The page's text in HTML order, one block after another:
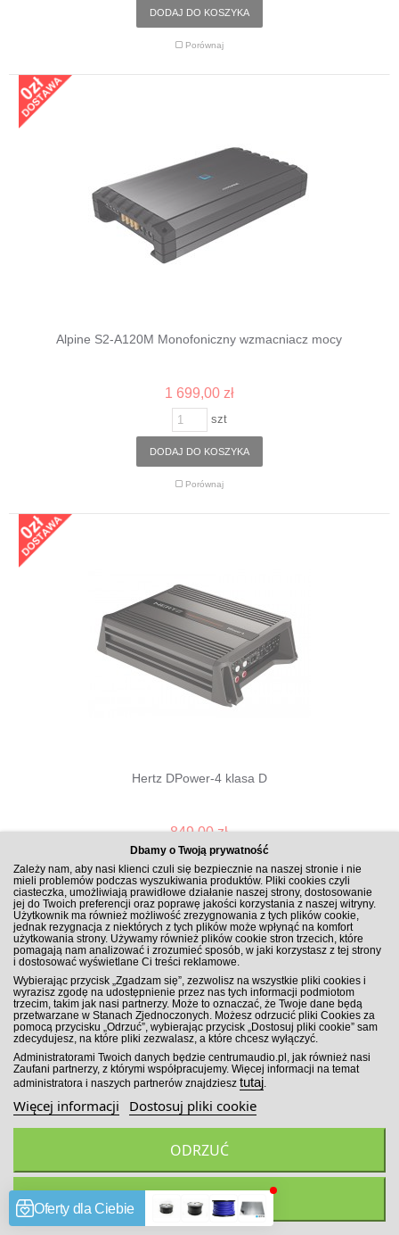
Dbamy o Twoją prywatność
Zależy nam, aby nasi klienci czuli się bezpiecznie na naszej stronie i nie
mieli problemów podczas wyszukiwania produktów. Pliki cookies czyli
ciasteczka, umożliwiają prawidłowe działanie naszej strony, dostosowanie
jej do Twoich preferencji oraz poprawę jakości korzystania z naszej witryny.
Użytkownik ma również możliwość zrezygnowania z tych plików cookie,
jednak rezygnacja z niektórych z tych plików może wpłynąć na komfort
użytkowania strony. Używamy również plików cookie stron trzecich, które
pomagają nam analizować i zrozumieć sposób, w jaki korzystasz z tej strony
i dostosować wyświetlane Ci treści reklamowe.
Wybierając przycisk „Zgadzam się”, zezwolisz na wszystkie pliki cookies i
wyrazisz zgodę na udostępnienie przez nas tych informacji podmiotom
trzecim, takim jak nasi partnerzy. Może to oznaczać, że Twoje dane będą
przetwarzane w Stanach Zjednoczonych. Możesz odrzucić pliki Cookies za
pomocą przycisku „Odrzuć”, wybierając przycisk „Dostosuj pliki cookie” sam
zdecydujesz, na które pliki zezwalasz, a które chcesz wyłączyć.
Administratorami Twoich danych będzie centrumaudio.pl, jak również nasi
Zaufani partnerzy, z którymi współpracujemy. Więcej informacji na temat
administratora i naszych partnerów znajdziesz tutaj.
Więcej informacji Dostosuj pliki cookie
ODRZUĆ
ZGADZAM SIĘ
DODAJ DO KOSZYKA
Porównaj
Alpine S2-A120M Monofoniczny wzmacniacz mocy
1 699,00 zł
szt
DODAJ DO KOSZYKA
Porównaj
Hertz DPower-4 klasa D
849,00 zł
Porównaj
Hertz DPower-1 monoblok klasa D